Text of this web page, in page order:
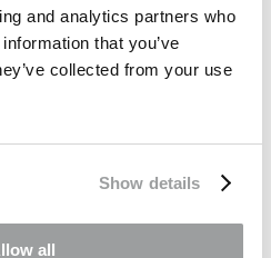
and analytics partners who
that you’ve
collected from your use
Show details
all